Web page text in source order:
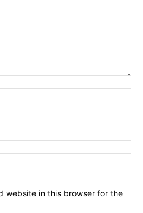
website in this browser for the